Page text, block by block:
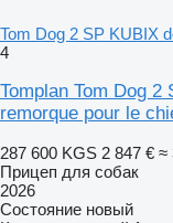
Tom Dog 2 SP KUBIX
4
Tomplan Tom Dog
remorque pour le
287 600 KGS 2 847 € ≈
Прицеп для собак
2026
Состояние новый